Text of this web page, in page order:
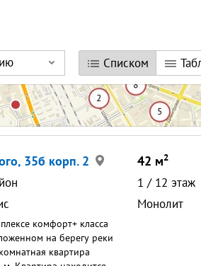
Списком
35б корп. 2
комфорт+ класса
на берегу реки
квартира
42 м2
1 / 12 этаж
Монолит